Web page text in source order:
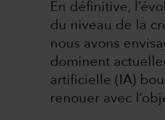
En définitive,
du niveau de la
nous avons
dominent
artificielle (IA)
renouer avec